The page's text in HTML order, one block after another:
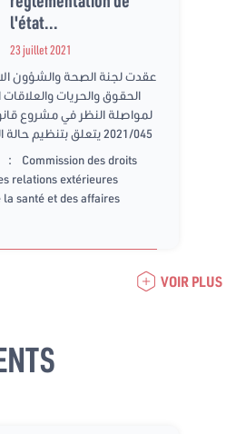
l'état...
23 juillet 2021
عقدت لجنة الصحة والشؤون
الحقوق والحريات
لمواصلة النظر في مشروع
2021/045 يتعلق بتنظيم حالة الطوارئ الصحيّة
:
Commission des droits
relations extérieures
la santé et des affaires
VOIR PLUS